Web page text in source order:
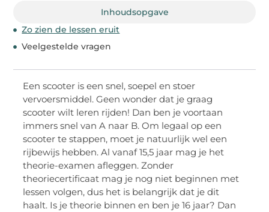
Inhoudsopgave
Zo zien de lessen eruit
Veelgestelde vragen
Een scooter is een snel, soepel en stoer
vervoersmiddel. Geen wonder dat je graag
scooter wilt leren rijden! Dan ben je voortaan
immers snel van A naar B. Om legaal op een
scooter te stappen, moet je natuurlijk wel een
rijbewijs hebben. Al vanaf 15,5 jaar mag je het
theorie-examen afleggen. Zonder
theoriecertificaat mag je nog niet beginnen met
lessen volgen, dus het is belangrijk dat je dit
haalt. Is je theorie binnen en ben je 16 jaar? Dan